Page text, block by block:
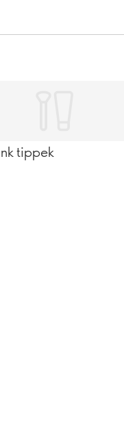
a niche
mindent, amire
(és illatozz), mint
és emeld
tippek